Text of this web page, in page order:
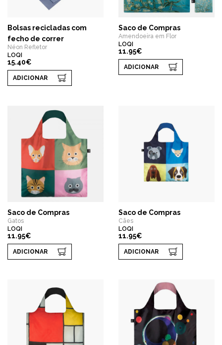
Bolsas recicladas com
fecho de correr
Néon Refletor
LOQI
15.40€
ADICIONAR
Saco de Compras
Amendoeira em Flor
LOQI
11.95€
ADICIONAR
Saco de Compras
Gatos
LOQI
11.95€
ADICIONAR
Saco de Compras
Cães
LOQI
11.95€
ADICIONAR